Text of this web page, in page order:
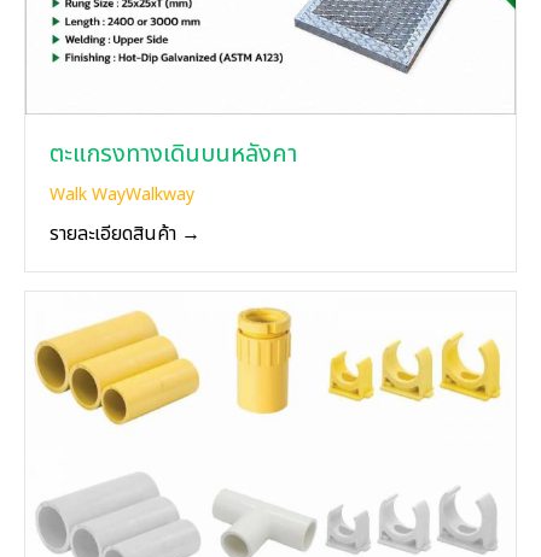
ตะแกรงทางเดินบนหลังคา
Walk WayWalkway
รายละเอียดสินค้า →